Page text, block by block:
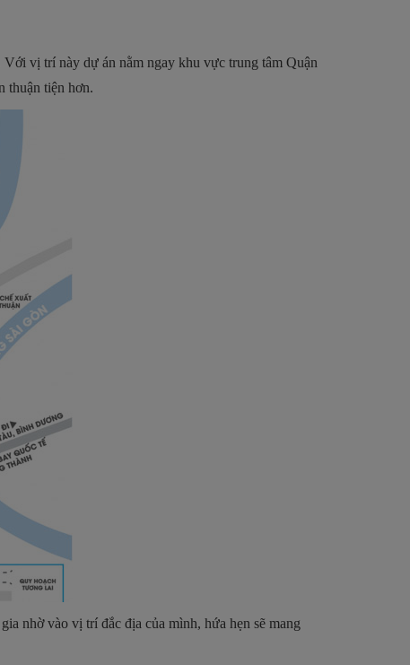
vị trí này dự án nằm ngay khu vực trung tâm Quận
thuận tiện hơn.
nhờ vào vị trí đắc địa của mình, hứa hẹn sẽ mang